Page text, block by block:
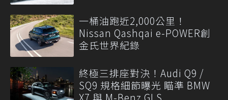
一桶油跑近2,000公里！
Nissan Qashqai e-POWER創
金氏世界紀錄
終極三排座對決！Audi Q9 /
SQ9 規格細節曝光 瞄準 BMW
X7 與 M-Benz GLS